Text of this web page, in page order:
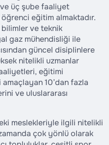
üç şube faaliyet
eğitim almaktadır.
ve teknik
gaz mühendisliği ile
güncel disiplinlere
nitelikli uzmanlar
eğitimi
10’dan fazla
ve uluslararası
meslekleriyle ilgili nitelikli
çok yönlü olarak